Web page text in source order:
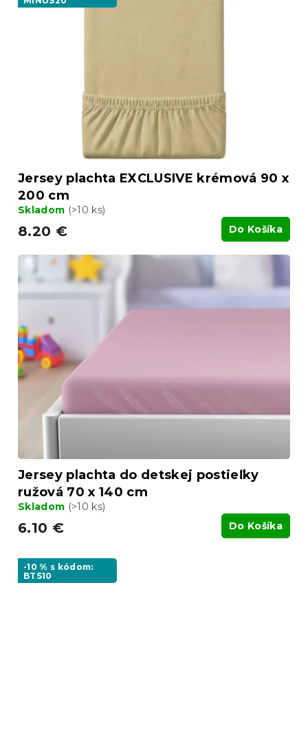
Jersey plachta EXCLUSIVE krémová 90 x
200 cm
Skladom (>10 ks)
8.20 € Do Košíka
Jersey plachta do detskej postieľky
ružová 70 x 140 cm
Skladom (>10 ks)
6.10 € Do Košíka
-10 % s kódom:
BTS10